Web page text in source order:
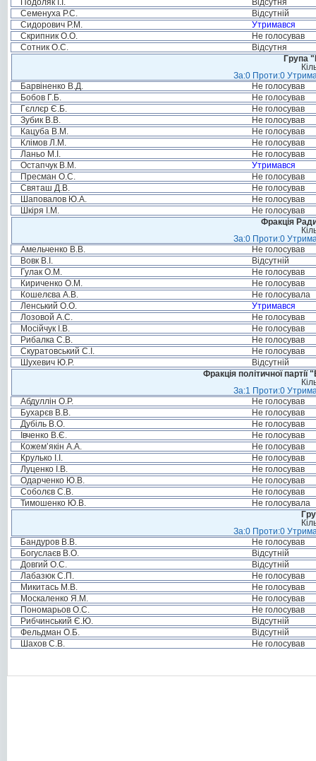
Подоляк І.І.
Відсутня
Семенуха Р.С.
Відсутній
Сидорович Р.М.
Утримався
Скрипник О.О.
Не голосував
Сотник О.С.
Відсутня
Група
За:0 Проти:0
Барвіненко В.Д.
Не голосував
Бобов Г.Б.
Не голосував
Гєллєр Є.Б.
Не голосував
Зубик В.В.
Не голосував
Кацуба В.М.
Не голосував
Клімов Л.М.
Не голосував
Ланьо М.І.
Не голосував
Остапчук В.М.
Утримався
Пресман О.С.
Не голосував
Святаш Д.В.
Не голосував
Шаповалов Ю.А.
Не голосував
Шкіря І.М.
Не голосував
Фракція
За:0 Проти:0
Амельченко В.В.
Не голосував
Вовк В.І.
Відсутній
Гулак О.М.
Не голосував
Кириченко О.М.
Не голосував
Кошелєва А.В.
Не голосувала
Ленський О.О.
Утримався
Лозовой А.С.
Не голосував
Мосійчук І.В.
Не голосував
Рибалка С.В.
Не голосував
Скуратовський С.І.
Не голосував
Шухевич Ю.Р.
Відсутній
Фракція політичної
За:1 Проти:0
Абдуллін О.Р.
Не голосував
Бухарєв В.В.
Не голосував
Дубіль В.О.
Не голосував
Івченко В.Є.
Не голосував
Кожем’якін А.А.
Не голосував
Крулько І.І.
Не голосував
Луценко І.В.
Не голосував
Одарченко Ю.В.
Не голосував
Соболєв С.В.
Не голосував
Тимошенко Ю.В.
Не голосувала
За:0 Проти:0
Бандуров В.В.
Не голосував
Богуслаєв В.О.
Відсутній
Довгий О.С.
Відсутній
Лабазюк С.П.
Не голосував
Микитась М.В.
Не голосував
Москаленко Я.М.
Не голосував
Пономарьов О.С.
Не голосував
Рибчинський Є.Ю.
Відсутній
Фельдман О.Б.
Відсутній
Шахов С.В.
Не голосував